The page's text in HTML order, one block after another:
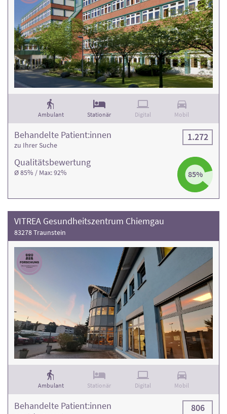
Ambulant Stationär Digital Mobil
Qualitäts­bewertung
Ø 85% / Max: 92% 85%
Behandelte Patient:innen
zu Ihrer Suche
1.272
VITREA Gesundheitszentrum Chiemgau
83278 Traunstein
Ambulant Stationär Digital Mobil
Behandelte Patient:innen 806